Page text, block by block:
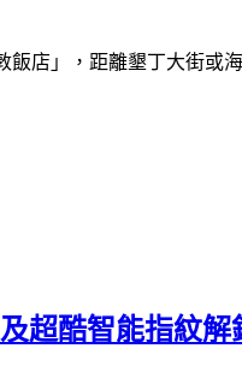
店」，距離墾丁大街或
超酷智能指紋解